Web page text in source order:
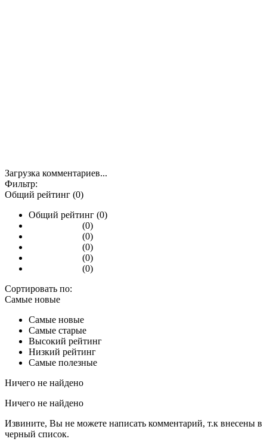
Загрузка комментариев...
Фильтр:
Общий рейтинг (0)
Общий рейтинг (0)
(0)
(0)
(0)
(0)
(0)
Сортировать по:
Самые новые
Самые новые
Самые старые
Высокий рейтинг
Низкий рейтинг
Самые полезные
Ничего не найдено
Ничего не найдено
Извините, Вы не можете написать комментарий, т.к внесены в
черный список.